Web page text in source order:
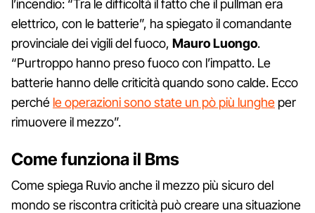
l’incendio: “Tra le difficoltà il fatto che il pullman era
elettrico, con le batterie”, ha spiegato il comandante
provinciale dei vigili del fuoco, Mauro Luongo.
“Purtroppo hanno preso fuoco con l’impatto. Le
batterie hanno delle criticità quando sono calde. Ecco
perché le operazioni sono state un pò più lunghe per
rimuovere il mezzo”.
Come funziona il Bms
Come spiega Ruvio anche il mezzo più sicuro del
mondo se riscontra criticità può creare una situazione